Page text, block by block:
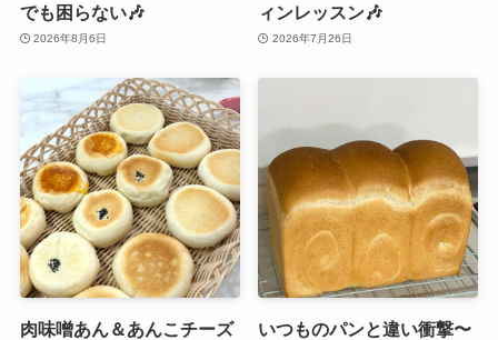
でも困らない🎶
2026年8月6日
ィンレッスン🎶
2026年7月26日
肉味噌あん＆あんこチーズ
いつものパンと違い衝撃〜